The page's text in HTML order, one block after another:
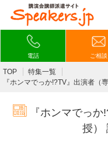
電話 ご相談
TOP
特集一覧
『ホンマでっか!?TV』出演者（
『ホンマでっ
授）